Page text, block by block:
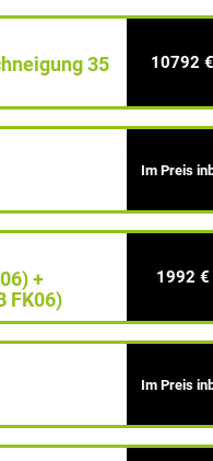
35
10792 €
Im Preis
+
FK06)
1992 €
Im Preis